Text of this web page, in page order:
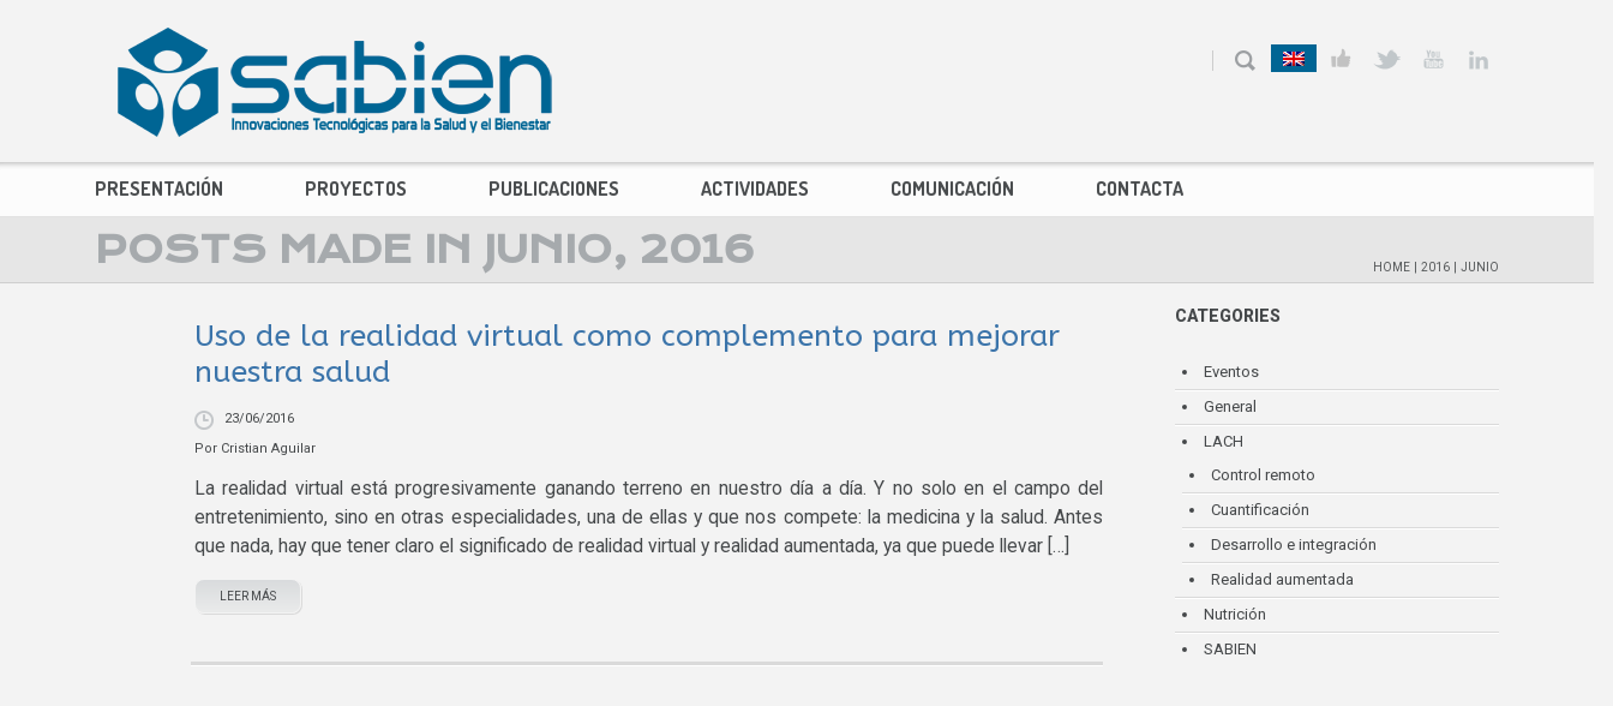
PRESENTACIÓN PROYECTOS PUBLICACIONES ACTIVIDADES COMUNICACIÓN CONTACTA
POSTS MADE IN JUNIO, 2016 HOME 2016 JUNIO
Uso de la realidad virtual como complemento para mejorar
nuestra salud
23/06/2016
Por Cristian Aguilar
La realidad virtual está progresivamente ganando terreno en nuestro día a día. Y no solo en el campo del
entretenimiento, sino en otras especialidades, una de ellas y que nos compete: la medicina y la salud. Antes
que nada, hay que tener claro el significado de realidad virtual y realidad aumentada, ya que puede llevar […]
LEER MÁS
CATEGORIES
Eventos
General
LACH
Control remoto
Cuantificación
Desarrollo e integración
Realidad aumentada
Nutrición
SABIEN